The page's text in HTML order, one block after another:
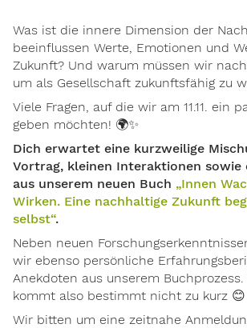
Was ist die innere Dimension der
beeinflussen Werte, Emotionen und
Zukunft? Und warum müssen wir
um als Gesellschaft zukunftsfähig zu
Viele Fragen, auf die wir am 11.11. ein
geben möchten! 🌍✨
Dich erwartet eine kurzweilige
Vortrag, kleinen Interaktionen sowie
aus unserem neuen Buch „Innen
Wirken. Eine nachhaltige Zukunft
selbst“.
Neben neuen
wir ebenso persönliche
Anekdoten aus unserem Buchprozess.
kommt also bestimmt nicht zu kurz 😊
Wir bitten um eine zeitnahe